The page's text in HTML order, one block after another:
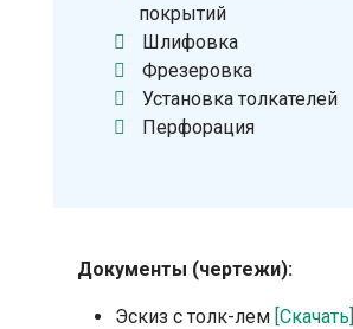
покрытий
Шлифовка
Фрезеровка
Установка толкателей
Перфорация
Документы (чертежи):
Эскиз с толк-лем [Скачать]